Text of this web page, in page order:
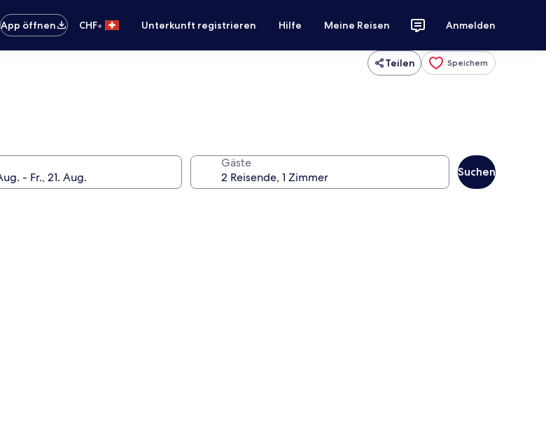
App öffnen CHF• Unterkunft registrieren Hilfe Meine Reisen Anmelden
Teilen Speichern
Gäste
Suchen